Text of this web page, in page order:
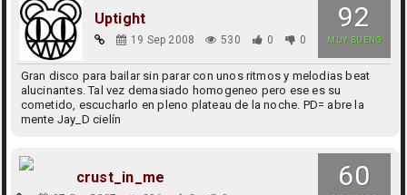
92
MUY BUENO
Uptight
19 Sep 2008 530 0 0
Gran disco para bailar sin parar con unos ritmos y melodias beat
alucinantes. Tal vez demasiado homogeneo pero ese es su
cometido, escucharlo en pleno plateau de la noche. PD= abre la
mente Jay_D cielín
60
crust_in_me